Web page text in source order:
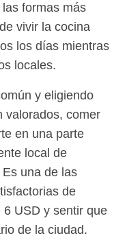
formas más
vivir la cocina
los días mientras
locales.
y eligiendo
valorados, comer
en una parte
local de
una de las
de
USD y sentir que
de la ciudad.